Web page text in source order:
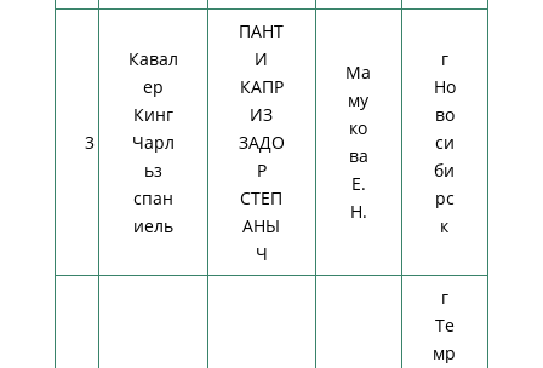
3
Кавал
ер
Кинг
Чарл
ьз
спан
иель
ПАНТ
И
КАПР
ИЗ
ЗАДО
Р
СТЕП
АНЫ
Ч
Ма
му
ко
ва
Е.
Н.
г
Но
во
си
би
рс
к
г
Те
мр